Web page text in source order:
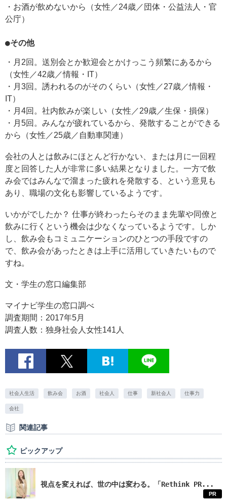
・お酒が飲めないから（女性／24歳／団体・公益法人・官
公庁）
●その他
・月2回。送別会とか歓迎会とかけっこう頻繁にあるから
（女性／42歳／情報・IT）
・月3回。誘われるのがそのくらい（女性／27歳／情報・
IT）
・月4回。社内飲みが楽しい（女性／29歳／生保・損保）
・月5回。みんなが疲れているから、発散することができる
から（女性／25歳／自動車関連）
会社の人とは飲みにほとんど行かない、または月に一回程
度と回答した人が非常に多い結果となりました。一方で飲
み会ではみんなで溜まった疲れを発散する、という意見も
あり、職場の文化も影響しているようです。
いかがでしたか？ 仕事が終わったらそのまま先輩や同僚と
飲みに行くという機会は少なくなっているようです。しか
し、飲み会もコミュニケーションのひとつの手段ですの
で、飲み会があったときは上手に活用していきたいもので
すね。
文・学生の窓口編集部
マイナビ学生の窓口調べ
調査期間：2017年5月
調査人数：独身社会人女性141人
社会人生活 飲み会 お酒 社会人 仕事 新社会人 仕事力
会社
関連記事
ピックアップ
視点を変えれば、世の中は変わる。「Rethink PR...
PR